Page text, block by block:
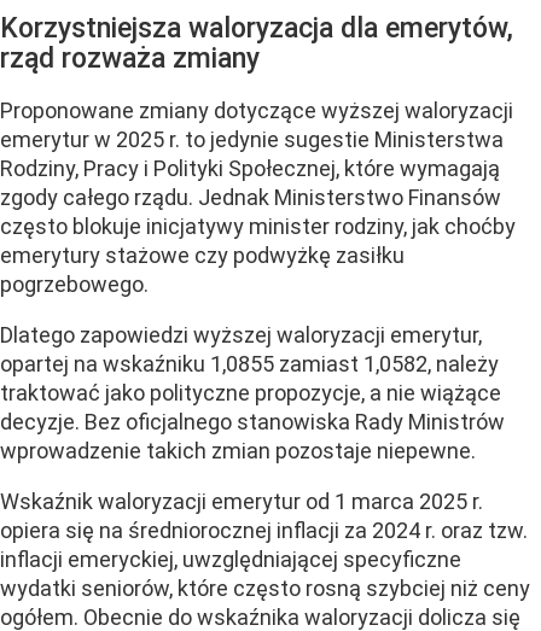
Korzystniejsza waloryzacja dla emerytów,
rząd rozważa zmiany
Proponowane zmiany dotyczące wyższej waloryzacji
emerytur w 2025 r. to jedynie sugestie Ministerstwa
Rodziny, Pracy i Polityki Społecznej, które wymagają
zgody całego rządu. Jednak Ministerstwo Finansów
często blokuje inicjatywy minister rodziny, jak choćby
emerytury stażowe czy podwyżkę zasiłku
pogrzebowego.
Dlatego zapowiedzi wyższej waloryzacji emerytur,
opartej na wskaźniku 1,0855 zamiast 1,0582, należy
traktować jako polityczne propozycje, a nie wiążące
decyzje. Bez oficjalnego stanowiska Rady Ministrów
wprowadzenie takich zmian pozostaje niepewne.
Wskaźnik waloryzacji emerytur od 1 marca 2025 r.
opiera się na średniorocznej inflacji za 2024 r. oraz tzw.
inflacji emeryckiej, uwzględniającej specyficzne
wydatki seniorów, które często rosną szybciej niż ceny
ogółem. Obecnie do wskaźnika waloryzacji dolicza się